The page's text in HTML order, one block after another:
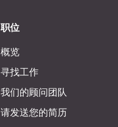
职位
概览
寻找工作
我们的顾问团队
请发送您的简历